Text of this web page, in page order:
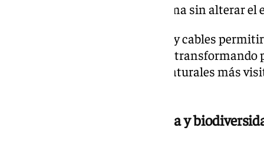
eléctrico del faro de Punta Paloma sin alterar el
La desaparición de estas torres y cables
paisajística integral de la duna,
visual de uno de los entornos naturales más
Protección estricta de la flora y